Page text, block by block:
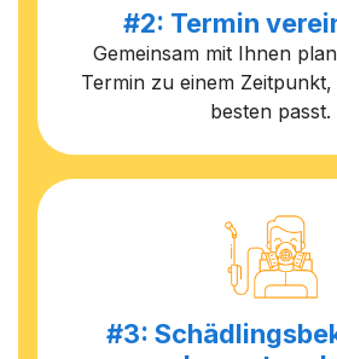
#2: Termin
Gemeinsam mit Ihnen
Termin zu einem
besten passt.
#3: